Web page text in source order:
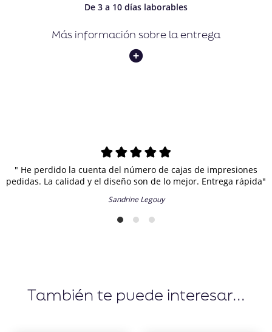
De 3 a 10 días laborables
Más información sobre la entrega
" He perdido la cuenta del número de cajas de impresiones
pedidas. La calidad y el diseño son de lo mejor. Entrega rápida"
Sandrine Legouy
También te puede interesar...